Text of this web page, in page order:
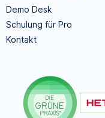
Demo Desk
Schulung für Pro
Kontakt